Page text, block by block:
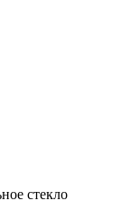
стекло